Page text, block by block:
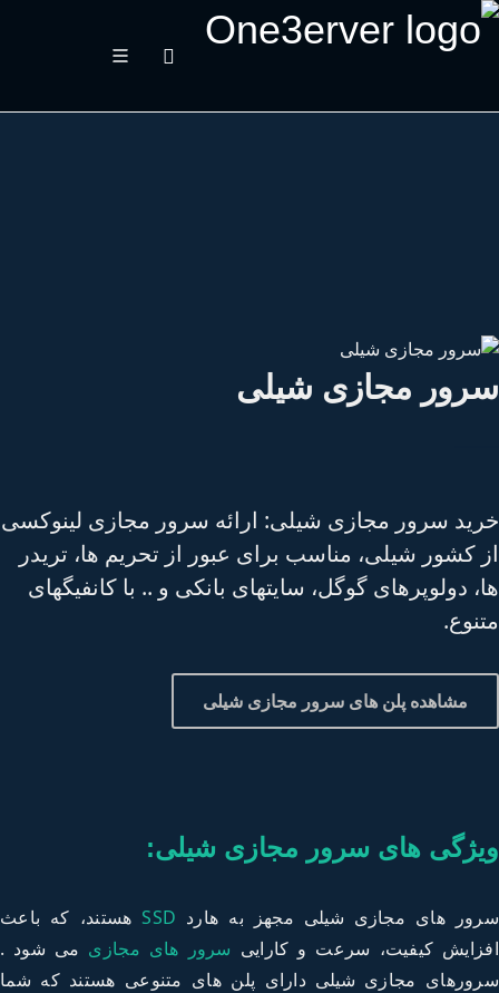
مجازی شیلی
سرور مجازی شیلی: ارائه سرور مجازی لینوکسی
کشور شیلی، مناسب برای عبور از تحریم ها، تریدر
دولوپرهای گوگل، سایتهای بانکی و .. با کانفیگهای
مشاهده پلن های سرور مجازی شیلی
های سرور مجازی شیلی:
های مجازیشیلی مجهز به هاردSSDهستند، که باعث
کیفیت، سرعت و کارایی سرور های مجازی می شود .
مجازیشیلی د ارای پلن های متنوعی هستند که شما